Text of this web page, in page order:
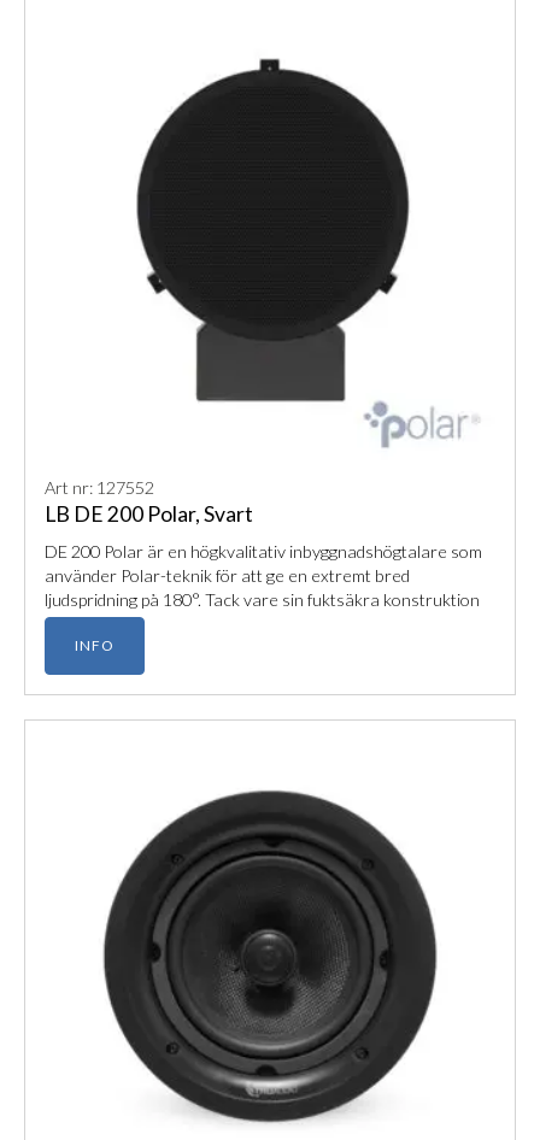
Art nr: 127552
LB DE 200 Polar, Svart
DE 200 Polar är en högkvalitativ inbyggnadshögtalare som
använder Polar-teknik för att ge en extremt bred
ljudspridning på 180°. Tack vare sin fuktsäkra konstruktion
och enkla montering är den ett idealiskt val för både
offentliga miljöer och lyxiga hemma-installationer.
INFO